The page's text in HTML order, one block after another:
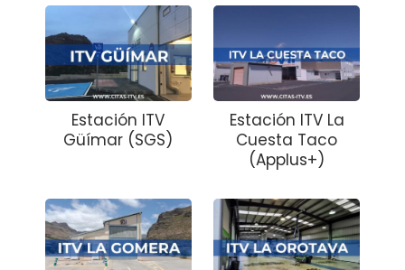
Estación ITV
Güímar (SGS)
Estación ITV La
Cuesta Taco
(Applus+)